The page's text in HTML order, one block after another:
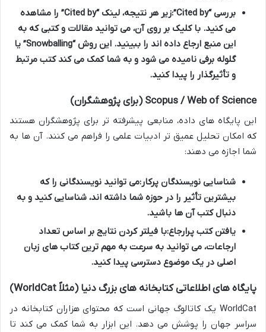
بررسی “Cited by”:
زیر هر نتیجه، لینک “Cited by” را مشاهده
می کنید. با کلیک بر روی آن، می توانید مقالات و کتبی که به
این منبع ارجاع داده اند را ببینید. این روش “Snowballing” یا
گلوله برفی نامیده می شود و به شما کمک می کند کتب مرتبط
و تأثیرگذار را پیدا کنید.
Scopus / Web of Science (برای پژوهشگران)
این پایگاه های داده، منابعی پیشرفته تر برای پژوهشگران هستند
که امکان تحلیل عمیق تر ادبیات علمی را فراهم می کنند. آن ها به
شما اجازه می دهند:
شناسایی نویسندگان پرکار:می توانید نویسندگانی را که
بیشترین تأثیر را در حوزه شما داشته اند، شناسایی کنید و به
دنبال کتب آن ها باشید.
یافتن کتب پرارجاع:با فیلتر کردن نتایج بر اساس تعداد
ارجاعات، می توانید به سرعت به مهم ترینکتاب های زبان
اصلی در یک موضوع دسترسی پیدا کنید.
پایگاه های اطلاعاتی کتابخانه های بزرگ دنیا (مثلاً WorldCat)
WorldCat یک کاتالوگ جهانی است که محتوای هزاران کتابخانه در
سراسر جهان را پوشش می دهد. این ابزار به شما کمک می کند تا